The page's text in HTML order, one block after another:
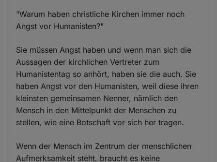
"Warum haben christliche Kirchen immer noch
Angst vor Humanisten?"
Sie müssen Angst haben und wenn man sich die
Aussagen der kirchlichen Vertreter zum
Humanistentag so anhört, haben sie die auch. Sie
haben Angst vor den Humanisten, weil diese ihren
kleinsten gemeinsamen Nenner, nämlich den
Mensch in den Mittelpunkt der Menschen zu
stellen, wie eine Botschaft vor sich her tragen.
Wenn der Mensch im Zentrum der menschlichen
Aufmerksamkeit steht, braucht es keine